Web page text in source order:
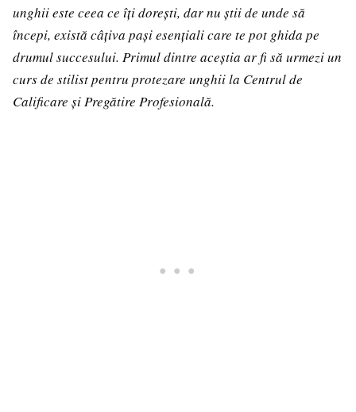
unghii este ceea ce îți dorești, dar nu știi de unde să
începi, există câțiva pași esențiali care te pot ghida pe
drumul succesului. Primul dintre aceștia ar fi să urmezi un
curs de stilist pentru protezare unghii la Centrul de
Calificare și Pregătire Profesională.